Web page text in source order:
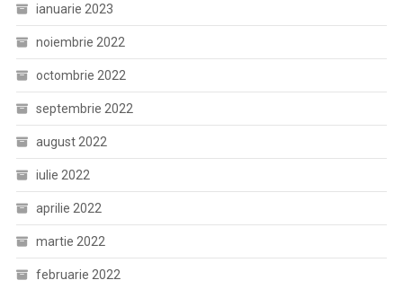
ianuarie 2023
noiembrie 2022
octombrie 2022
septembrie 2022
august 2022
iulie 2022
aprilie 2022
martie 2022
februarie 2022